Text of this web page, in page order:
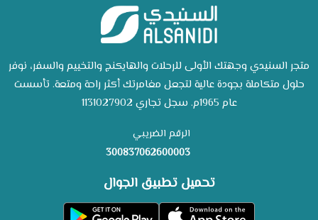
متجر السنيدي وجهتك الأولى للرحلات والهايكنج والتخييم والسفر، نوفر
حلول متكاملة بجودة عالية لتجعل مغامرتك أكثر راحة ومتعة. تأسست
عام 1965م. سجل تجاري 1131027902
الرقم الضريبي
300837062600003
تحميل تطبيق الجوال